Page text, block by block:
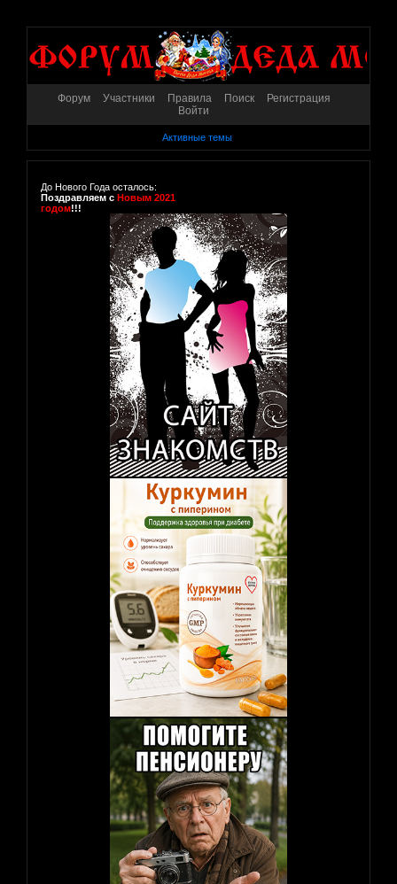
Форум Участники Правила Поиск
Регистрация
Войти
Активные темы
До Нового Года осталось:
Поздравляем с Новым 2021
годом!!!